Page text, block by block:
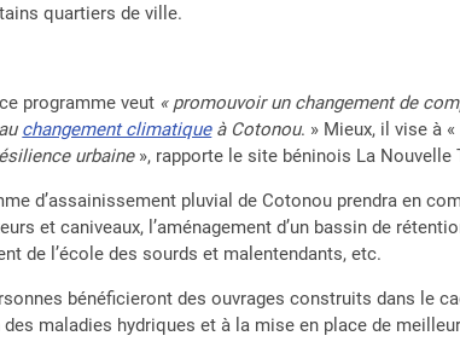
quartiers de ville.
programme veut « promouvoir un changement de
changement climatiqueà Cotonou. » Mieux, il vise à «
urbaine», rapporte le site béninois La Nouvelle
d’assainissement pluvial de Cotonou prendra en
et caniveaux, l’aménagement d’un bassin de
de l’école des sourds et malentendants, etc.
bénéficieront des ouvrages construits dans le
maladies hydriques et à la mise en place de